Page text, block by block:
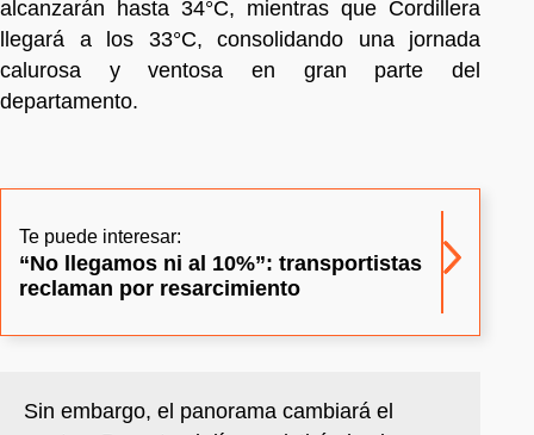
alcanzarán hasta 34°C, mientras que Cordillera
llegará a los 33°C, consolidando una jornada
calurosa y ventosa en gran parte del
departamento.
Te puede interesar:
“No llegamos ni al 10%”: transportistas
reclaman por resarcimiento
Sin embargo, el panorama cambiará el